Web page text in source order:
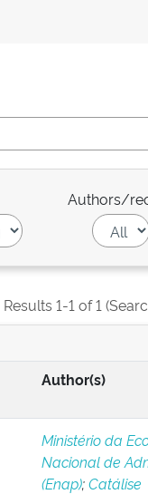
Authors/
Results 1-1 of 1
Author(s)
Ministério da
Nacional de
(Enap);Catálise